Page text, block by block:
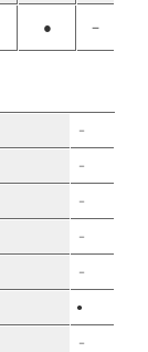
● －
－
－
－
－
－
●
－